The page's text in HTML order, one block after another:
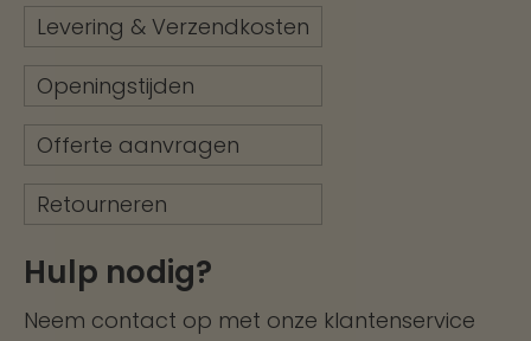
Levering & Verzendkosten
Openingstijden
Offerte aanvragen
Retourneren
Hulp nodig?
Neem contact op met onze klantenservice